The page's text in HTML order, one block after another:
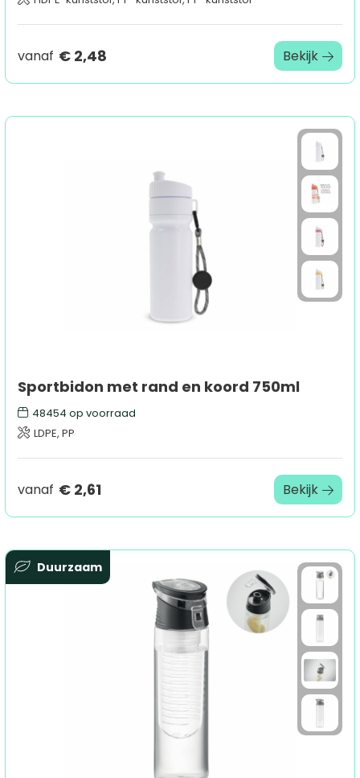
vanaf € 2,48 Bekijk
Sportbidon met rand en koord 750ml
48454 op voorraad
LDPE, PP
vanaf € 2,61 Bekijk
Duurzaam